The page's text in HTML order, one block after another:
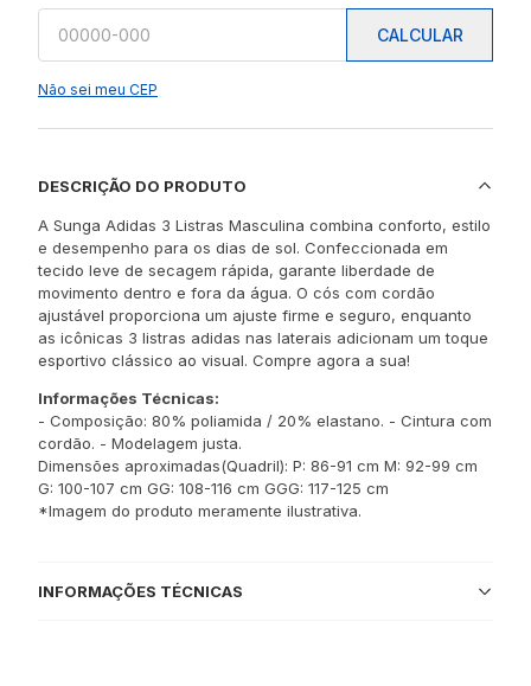
CALCULAR
Não sei meu CEP
DESCRIÇÃO DO PRODUTO
A Sunga Adidas 3 Listras Masculina combina conforto, estilo
e desempenho para os dias de sol. Confeccionada em
tecido leve de secagem rápida, garante liberdade de
movimento dentro e fora da água. O cós com cordão
ajustável proporciona um ajuste firme e seguro, enquanto
as icônicas 3 listras adidas nas laterais adicionam um toque
esportivo clássico ao visual. Compre agora a sua!
Informações Técnicas:
- Composição: 80% poliamida / 20% elastano. - Cintura com
cordão. - Modelagem justa.
Dimensões aproximadas(Quadril): P: 86-91 cm M: 92-99 cm
G: 100-107 cm GG: 108-116 cm GGG: 117-125 cm
*Imagem do produto meramente ilustrativa.
INFORMAÇÕES TÉCNICAS